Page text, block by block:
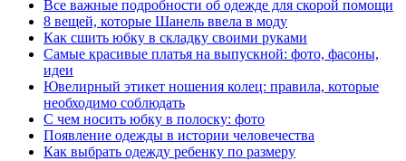
Все важные подробности об одежде для скорой помощи
8 вещей, которые Шанель ввела в моду
Как сшить юбку в складку своими руками
Самые красивые платья на выпускной: фото, фасоны,
идеи
Ювелирный этикет ношения колец: правила, которые
необходимо соблюдать
С чем носить юбку в полоску: фото
Появление одежды в истории человечества
Как выбрать одежду ребенку по размеру